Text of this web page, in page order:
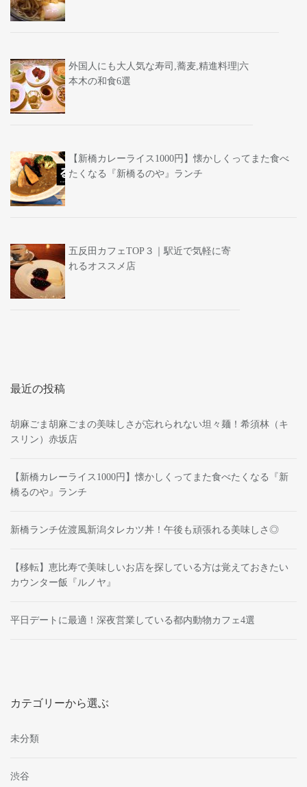
外国人にも大人気な寿司,蕎麦,精進料理|六
本木の和食6選
【新橋カレーライス1000円】懐かしくってまた食べ
たくなる『新橋るのや』ランチ
五反田カフェTOP３｜駅近で気軽に寄
れるオススメ店
最近の投稿
胡麻ごま胡麻ごまの美味しさが忘れられない坦々麺！希須林（キ
スリン）赤坂店
【新橋カレーライス1000円】懐かしくってまた食べたくなる『新
橋るのや』ランチ
新橋ランチ佐渡風新潟タレカツ丼！午後も頑張れる美味しさ◎
【移転】恵比寿で美味しいお店を探している方は覚えておきたい
カウンター飯『ルノヤ』
平日デートに最適！深夜営業している都内動物カフェ4選
カテゴリーから選ぶ
未分類
渋谷